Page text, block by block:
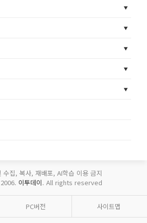
수집, 복사, 재배포, AI학습 이용 금지
이투데이. All rights reserved
PC버전 사이트맵